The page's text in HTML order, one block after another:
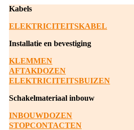
Kabels
ELEKTRICITEITSKABEL
Installatie en bevestiging
KLEMMEN
AFTAKDOZEN
ELEKTRICITEITSBUIZEN
Schakelmateriaal inbouw
INBOUWDOZEN
STOPCONTACTEN